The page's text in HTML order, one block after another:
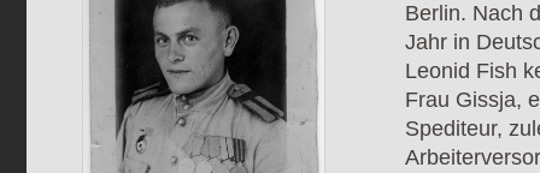
Berlin. Nach
Jahr in
Leonid Fish
Frau Gissja,
Spediteur,